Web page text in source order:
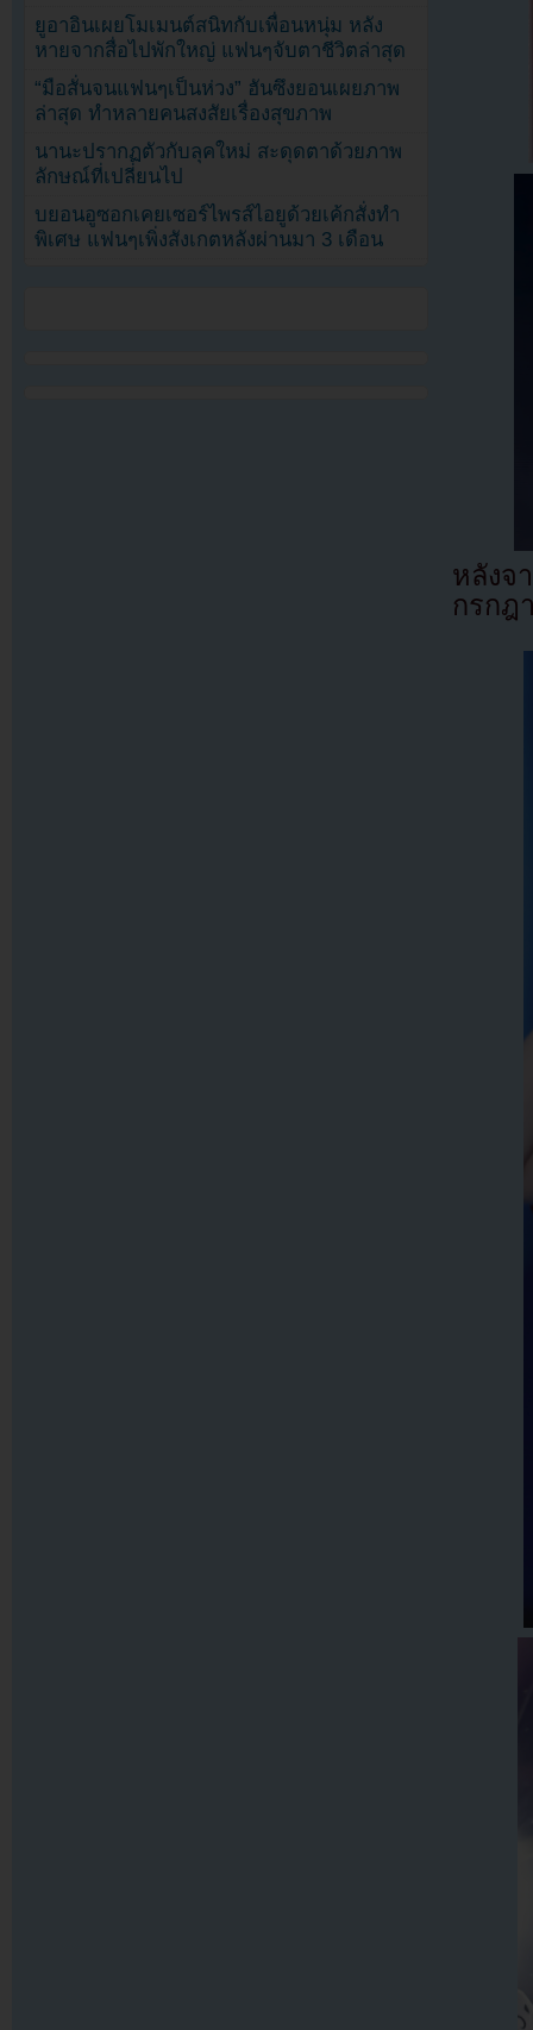
หลัง
กรกฎ
ยูอาอินเผยโมเมนต์สนิทกับเพื่อนหนุ่ม หลัง
หายจากสื่อไปพักใหญ่ แฟนๆจับตาชีวิตล่าสุด
“มือสั่นจนแฟนๆเป็นห่วง” ฮันซึงยอนเผยภาพ
ล่าสุด ทำหลายคนสงสัยเรื่องสุขภาพ
นานะปรากฏตัวกับลุคใหม่ สะดุดตาด้วยภาพ
ลักษณ์ที่เปลี่ยนไป
บยอนอูซอกเคยเซอร์ไพรส์ไอยูด้วยเค้กสั่งทำ
พิเศษ แฟนๆเพิ่งสังเกตหลังผ่านมา 3 เดือน